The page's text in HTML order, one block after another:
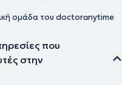
ομάδα του doctoranytime
που
στην